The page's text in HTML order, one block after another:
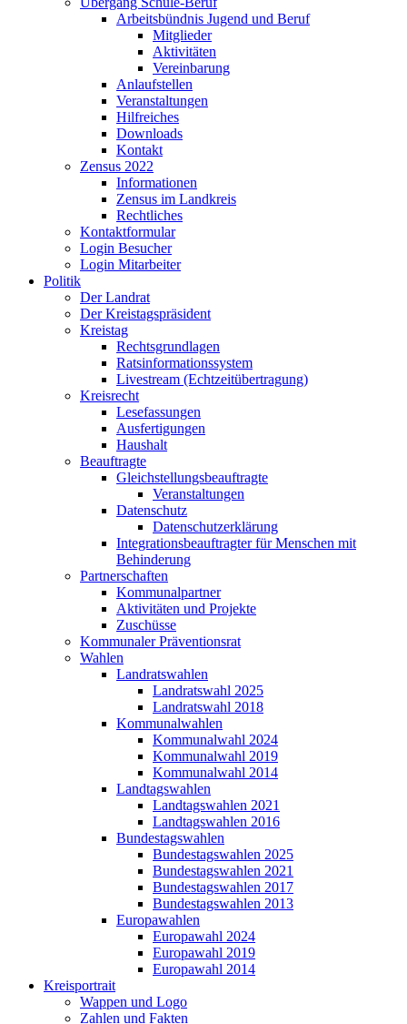
Arbeitsbündnis Jugend und Beruf
Mitglieder
Aktivitäten
Vereinbarung
Anlaufstellen
Veranstaltungen
Hilfreiches
Downloads
Kontakt
Zensus 2022
Informationen
Zensus im Landkreis
Rechtliches
Kontaktformular
Login Besucher
Login Mitarbeiter
Politik
Der Landrat
Der Kreistagspräsident
Kreistag
Rechtsgrundlagen
Ratsinformationssystem
Livestream (Echtzeitübertragung)
Kreisrecht
Lesefassungen
Ausfertigungen
Haushalt
Beauftragte
Gleichstellungsbeauftragte
Veranstaltungen
Datenschutz
Datenschutzerklärung
Integrationsbeauftragter für Menschen mit
Behinderung
Partnerschaften
Kommunalpartner
Aktivitäten und Projekte
Zuschüsse
Kommunaler Präventionsrat
Wahlen
Landratswahlen
Landratswahl 2025
Landratswahl 2018
Kommunalwahlen
Kommunalwahl 2024
Kommunalwahl 2019
Kommunalwahl 2014
Landtagswahlen
Landtagswahlen 2021
Landtagswahlen 2016
Bundestagswahlen
Bundestagswahlen 2025
Bundestagswahlen 2021
Bundestagswahlen 2017
Bundestagswahlen 2013
Europawahlen
Europawahl 2024
Europawahl 2019
Europawahl 2014
Kreisportrait
Wappen und Logo
Zahlen und Fakten